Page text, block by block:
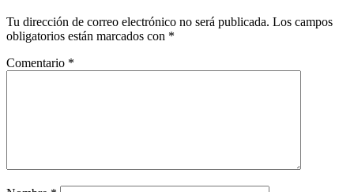
Tu dirección de correo electrónico no será publicada. Los campos
obligatorios están marcados con *
Comentario *